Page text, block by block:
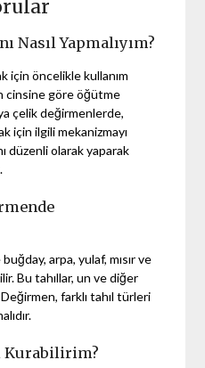
Nasıl Yapmalıyım?
için öncelikle kullanım
cinsine göre öğütme
çelik değirmenlerde,
için ilgili mekanizmayı
düzenli olarak yaparak
arpa, yulaf, mısır ve
Bu tahıllar, un ve diğer
farklı tahıl türleri
Kurabilirim?